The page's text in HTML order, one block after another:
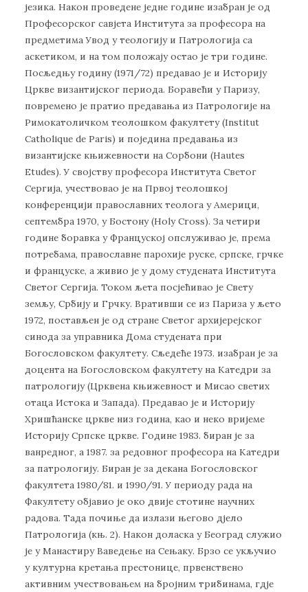
језика. Након проведене једне године изабран је од
Професорског савјета Института за професора на
предметима Увод у теологију и Патрологија са
аскетиком, и на том положају остао је три године.
Посљедњу годину (1971/72) предавао је и Историју
Цркве византијског периода. Боравећи у Паризу,
повремено је пратио предавања из Патрологије на
Римокатоличком теолошком факултету (Institut
Catholique de Paris) и поједина предавања из
византијске књижевности на Сорбони (Hautes
Etudes). У својству професора Института Светог
Сергија, учествовао је на Првој теолошкој
конференцији православних теолога у Америци,
септембра 1970, у Бостону (Holy Cross). За четири
године боравка у Француској опслуживао је, према
потребама, православне парохије руске, српске, грчке
и француске, а живио је у дому студената Института
Светог Сергија. Током љета посјећивао је Свету
земљу, Србију и Грчку. Вративши се из Париза у љето
1972, постављен је од стране Светог архијерејског
синода за управника Дома студената при
Богословском факултету. Сљедеће 1973. изабран је за
доцента на Богословском факултету на Катедри за
патрологију (Црквена књижевност и Мисао светих
отаца Истока и Запада). Предавао је и Историју
Хришћанске цркве низ година, као и неко вријеме
Историју Српске цркве. Године 1983. биран је за
ванредног, а 1987. за редовног професора на Катедри
за патрологију. Биран је за декана Богословског
факултета 1980/81. и 1990/91. У периоду рада на
Факултету објавио је око двије стотине научних
радова. Тада почиње да излази његово дјело
Патрологија (књ. 2). Након доласка у Београд служио
је у Манастиру Ваведење на Сењаку. Брзо се укључио
у културна кретања престонице, првенствено
активним учествовањем на бројним трибинама, гдје